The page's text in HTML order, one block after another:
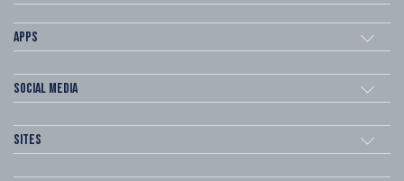
Apps
Social Media
Sites